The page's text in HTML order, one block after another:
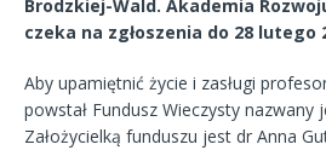
Brodzkiej-Wald. Akademia
czeka na zgłoszenia do 28 lutego
Aby upamiętnić życie i zasługi
powstał Fundusz Wieczysty nazwany
Założycielką funduszu jest dr Anna